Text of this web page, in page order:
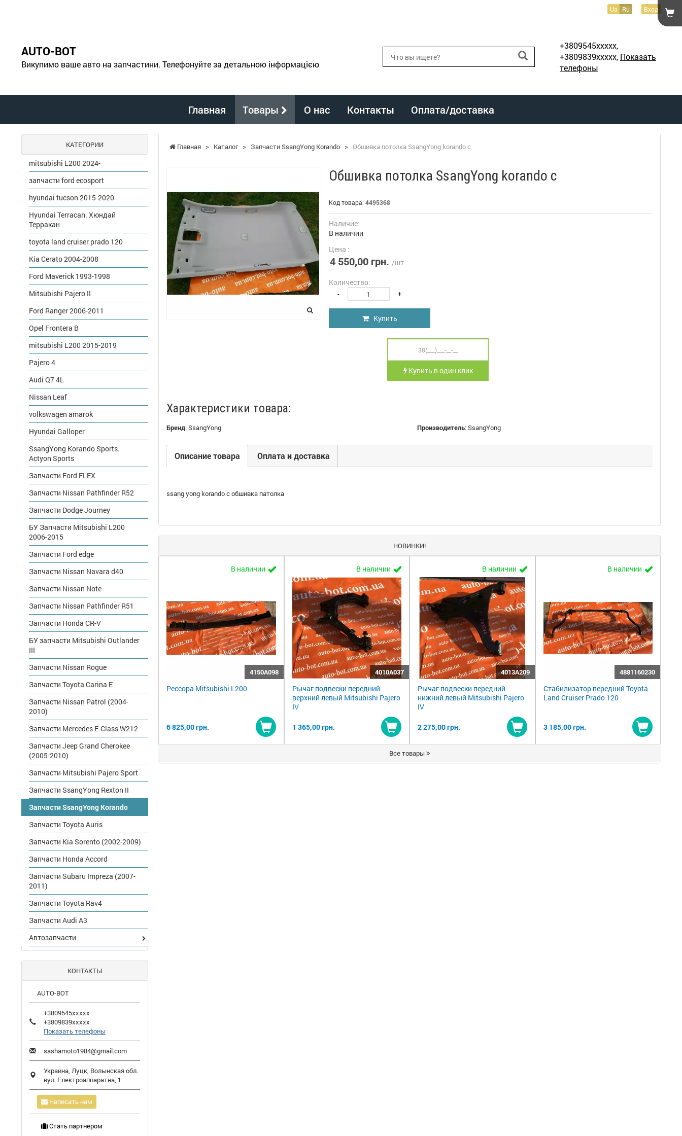
Ua Ru Вход
AUTO-BOT
Викупимо ваше авто на запчастини. Телефонуйте за детальною інформацією
+3809545xxxxx,
+3809839xxxxx, Показать
телефоны
Главная Товары О нас Контакты Оплата/доставка
Главная > Каталог > Запчасти SsangYong Korando > Обшивка потолка SsangYong korando c
Обшивка потолка SsangYong korando c
Код товара: 4495368
Наличие:
В наличии
Цена :
4 550,00 грн. /шт
Количество:
- +
Купить
Купить в один клик
Характеристики товара:
Бренд:SsangYong Производитель:SsangYong
Описание товара Оплата и доставка
ssang yong korando c обшивка патолка
НОВИНКИ!
В наличии
4150A098
Рессора Mitsubishi L200
6 825,00 грн.
Купить
В наличии
4010A037
Рычаг подвески передний
верхний левый Mitsubishi Pajero
IV
1 365,00 грн.
Купить
В наличии
4013A209
Рычаг подвески передний
нижний левый Mitsubishi Pajero
IV
2 275,00 грн.
Купить
В наличии
4881160230
Стабилизатор передний Toyota
Land Cruiser Prado 120
3 185,00 грн.
Купить
Все товары
КАТЕГОРИИ
mitsubishi L200 2024-
запчасти ford ecosport
hyundai tucson 2015-2020
Hyundai Terracan. Хюндай
Терракан
toyota land cruiser prado 120
Kia Cerato 2004-2008
Ford Maverick 1993-1998
Mitsubishi Pajero II
Ford Ranger 2006-2011
Opel Frontera B
mitsubishi L200 2015-2019
Pajero 4
Audi Q7 4L
Nissan Leaf
volkswagen amarok
Hyundai Galloper
SsangYong Korando Sports.
Actyon Sports
Запчасти Ford FLEX
Запчасти Nissan Pathfinder R52
Запчасти Dodge Journey
БУ Запчасти Mitsubishi L200
2006-2015
Запчасти Ford edge
Запчасти Nissan Navara d40
Запчасти Nissan Note
Запчасти Nissan Pathfinder R51
Запчасти Honda CR-V
БУ запчасти Mitsubishi Outlander
III
Запчасти Nissan Rogue
Запчасти Toyota Carina E
Запчасти Nissan Patrol (2004-
2010)
Запчасти Mercedes E-Class W212
Запчасти Jeep Grand Cherokee
(2005-2010)
Запчасти Mitsubishi Pajero Sport
Запчасти SsangYong Rexton II
Запчасти SsangYong Korando
Запчасти Toyota Auris
Запчасти Kia Sorento (2002-2009)
Запчасти Honda Accord
Запчасти Subaru Impreza (2007-
2011)
Запчасти Toyota Rav4
Запчасти Audi A3
Автозапчасти
КОНТАКТЫ
AUTO-BOT
+3809545xxxxx
+3809839xxxxx
Показать телефоны
sashamoto1984@gmail.com
Украина, Луцк, Волынская обл.
вул. Електроаппаратна, 1
Написать нам
Стать партнером